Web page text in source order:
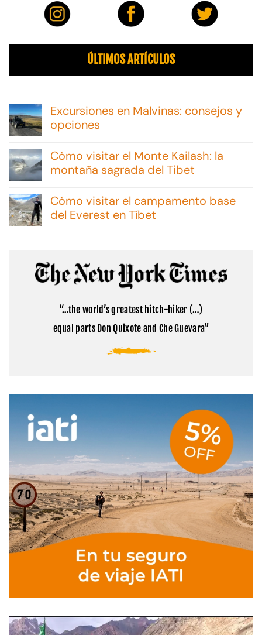
ÚLTIMOS ARTÍCULOS
Excursiones en Malvinas: consejos y
opciones
hay
comentarios
en
Excursiones
Malvinas:
consejos
y
opciones
Cómo visitar el Monte Kailash: la
montaña sagrada del Tibet
hay
comentarios
en
Cómo
la
montaña
sagrada
Tibet
Cómo visitar el campamento base
del Everest en Tíbet
Cómo
visitar
el
base
Everest
en
“…the world’s greatest hitch-hiker (…)
equal parts Don Quixote and Che Guevara”